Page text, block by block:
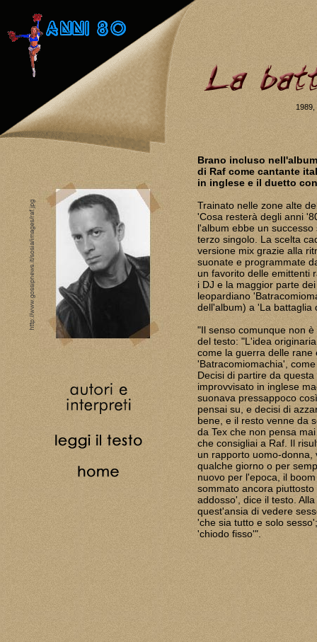
1989,
Brano incluso
di Raf come cantante
in inglese e il duetto
Trainato nelle zone alte
'Cosa resterà degli anni
l'album ebbe un
terzo singolo. La scelta
versione mix grazie alla
suonate e programmate
un favorito delle emittenti
i DJ e la maggior parte
leopardiano
dell'album) a 'La battaglia
"Il senso comunque non
del testo: "L'idea
come la guerra delle rane
'Batracomiomachia',
Decisi di partire da
improvvisato in inglese
suonava pressappoco
pensai su, e decisi di
bene, e il resto venne da
da Tex che non pensa
che consigliai a Raf. Il
un rapporto uomo-donna,
qualche giorno o per
nuovo per l'epoca, il
sommato ancora
addosso', dice il testo.
quest'ansia di vedere
'che sia tutto e solo
'chiodo fisso'".